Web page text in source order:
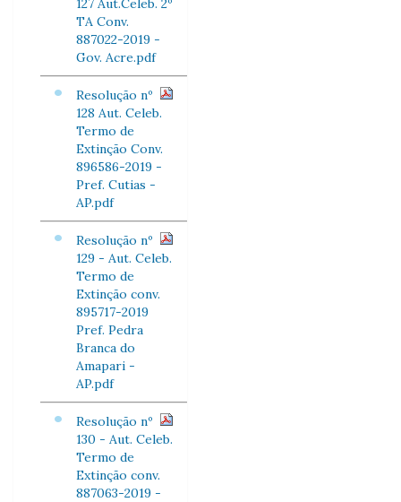
127 Aut.Celeb. 2º
TA Conv.
887022-2019 -
Gov. Acre.pdf
Resolução nº
128 Aut. Celeb.
Termo de
Extinção Conv.
896586-2019 -
Pref. Cutias -
AP.pdf
Resolução nº
129 - Aut. Celeb.
Termo de
Extinção conv.
895717-2019
Pref. Pedra
Branca do
Amapari -
AP.pdf
Resolução nº
130 - Aut. Celeb.
Termo de
Extinção conv.
887063-2019 -